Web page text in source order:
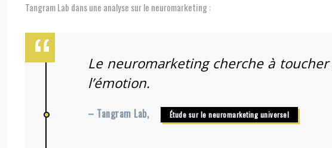
Tangram Lab dans une analyse sur le neuromarketing :
Le neuromarketing cherche à toucher le cerveau intermédiaire, en ciblant la mémorisation, l’attention et
l’émotion.
– Tangram Lab, Étude sur le neuromarketing universel